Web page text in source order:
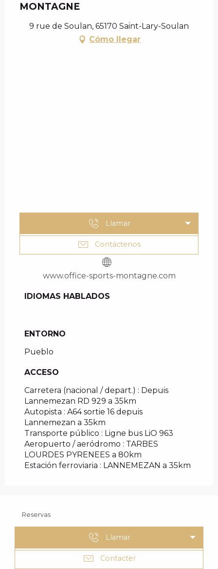
MONTAGNE
9 rue de Soulan, 65170 Saint-Lary-Soulan
Cómo llegar
Llamar
Contáctenos
www.office-sports-montagne.com
IDIOMAS HABLADOS
IDIOMAS HABLADOS
ENTORNO
ENTORNO
Pueblo
ACCESO
ACCESO
Carretera (nacional / depart.) : Depuis
Lannemezan RD 929 a 35km
Autopista : A64 sortie 16 depuis
Lannemezan a 35km
Transporte público : Ligne bus LiO 963
Aeropuerto / aeródromo : TARBES
LOURDES PYRENEES a 80km
Estación ferroviaria : LANNEMEZAN a 35km
Reservas
Llamar
Contacter